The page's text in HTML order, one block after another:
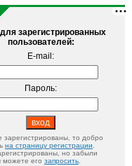
зарегистрированных
пользователей:
E-mail:
Пароль:
зарегистрированы, то добро
на страницу регистрации
но забыли
можете его запросить